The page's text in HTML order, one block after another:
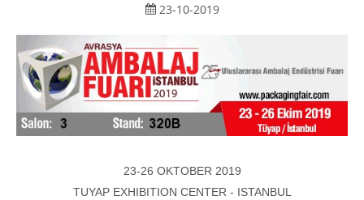
23-10-2019
23-26 OKTOBER 2019
TUYAP EXHIBITION CENTER - ISTANBUL